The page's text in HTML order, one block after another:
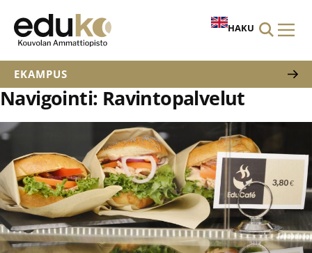
HAKU
EKAMPUS
Navigointi: Ravintopalvelut